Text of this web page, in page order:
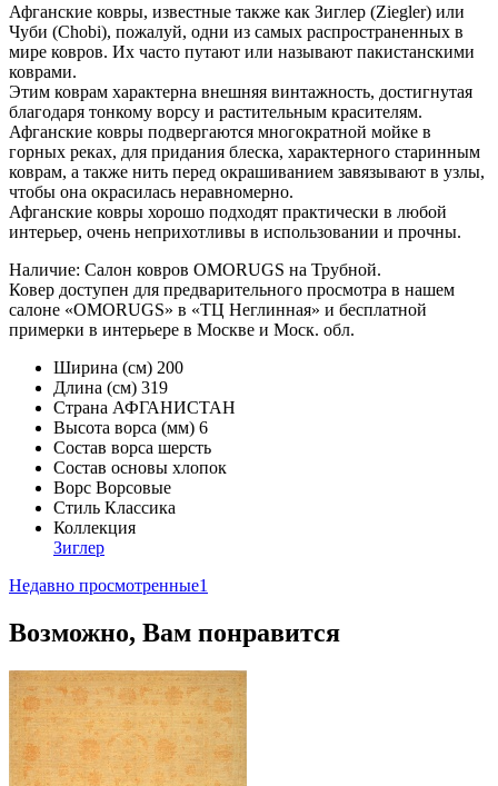
Афганские ковры, известные также как Зиглер (Ziegler) или
Чуби (Chobi), пожалуй, одни из самых распространенных в
мире ковров. Их часто путают или называют пакистанскими
коврами.
Этим коврам характерна внешняя винтажность, достигнутая
благодаря тонкому ворсу и растительным красителям.
Афганские ковры подвергаются многократной мойке в
горных реках, для придания блеска, характерного старинным
коврам, а также нить перед окрашиванием завязывают в узлы,
чтобы она окрасилась неравномерно.
Афганские ковры хорошо подходят практически в любой
интерьер, очень неприхотливы в использовании и прочны.
Наличие: Салон ковров OMORUGS на Трубной.
Ковер доступен для предварительного просмотра в нашем
салоне «OMORUGS» в «ТЦ Неглинная» и бесплатной
примерки в интерьере в Москве и Моск. обл.
Ширина (см) 200
Длина (см) 319
Страна АФГАНИСТАН
Высота ворса (мм) 6
Состав ворса шерсть
Состав основы хлопок
Ворс Ворсовые
Стиль Классика
Коллекция
Зиглер
Недавно просмотренные1
Возможно, Вам понравится